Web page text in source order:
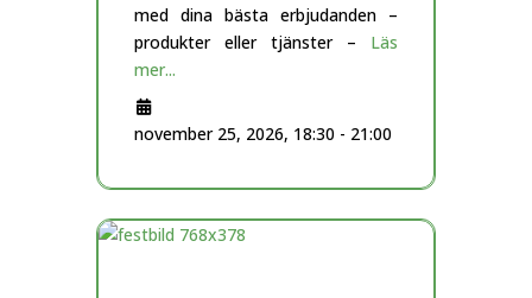
med dina bästa erbjudanden –
produkter eller tjänster – Läs
mer...
november 25, 2026, 18:30 - 21:00